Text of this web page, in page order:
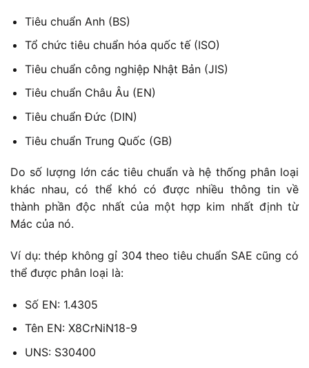
Tiêu chuẩn Anh (BS)
Tổ chức tiêu chuẩn hóa quốc tế (ISO)
Tiêu chuẩn công nghiệp Nhật Bản (JIS)
Tiêu chuẩn Châu Âu (EN)
Tiêu chuẩn Đức (DIN)
Tiêu chuẩn Trung Quốc (GB)
Do số lượng lớn các tiêu chuẩn và hệ thống phân loại
khác nhau, có thể khó có được nhiều thông tin về
thành phần độc nhất của một hợp kim nhất định từ
Mác của nó.
Ví dụ: thép không gỉ 304 theo tiêu chuẩn SAE cũng có
thể được phân loại là:
Số EN: 1.4305
Tên EN: X8CrNiN18-9
UNS: S30400